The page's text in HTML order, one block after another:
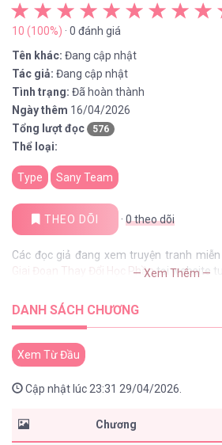
10 (100%) · 0 đánh giá
Tên khác: Đang cập nhật
Tác giả: Đang cập nhật
Tình trạng: Đã hoàn thành
Ngày thêm 16/04/2026
Tổng lượt đọc
576
Thể loại:
Type Sany Team
THEO DÕI · 0theo dõi
Các đọc giả đang xem truyện tranh
Giai Đoạn Thay Đổi Học Phầntại website
— Xem Thêm —
DANH SÁCH CHƯƠNG
Xem Từ Đầu
Cập nhật lúc 23:31 29/04/2026.
Chương